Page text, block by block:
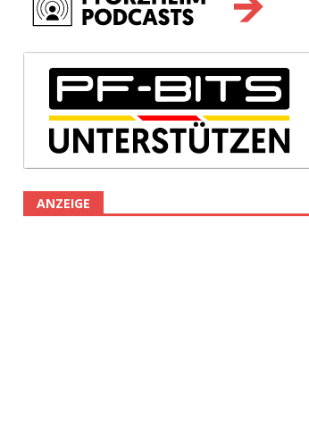
ANZEIGE